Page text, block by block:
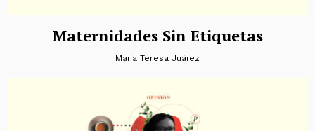
Maternidades Sin Etiquetas
María Teresa Juárez